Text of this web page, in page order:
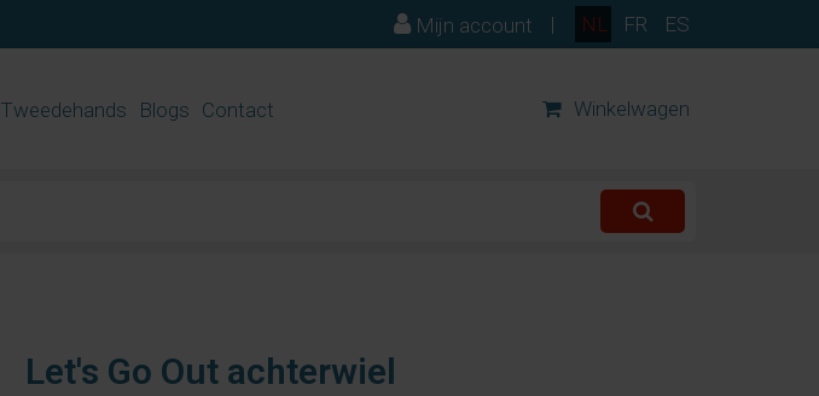
NL FR ES
Mijn account |
Tweedehands Blogs Contact Winkelwagen
Let's Go Out achterwiel